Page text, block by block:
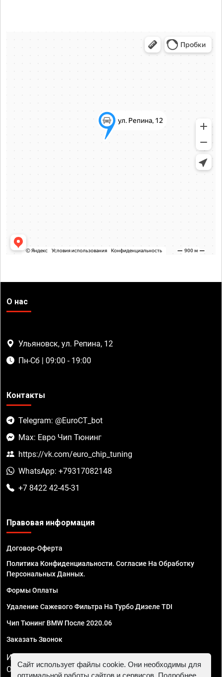
О нас
Ульяновск, ул. Репина, 12
Пн-Сб | 09:00 - 19:00
Контакты
Telegram: @EuroCT_bot
Max: Евро Чип Тюнинг
https://vk.com/euro_chip_tuning
WhatsApp: +79317082148
+7 8422 42-45-31
Правовая информация
Договор-Оферта
Политика Конфиденциальности. Согласие На Обработку
Персональных Данных.
Формы Оплаты
Удаление Сажевого Фильтра На Турбо Дизеле TDI
Чип Тюнинг BMW После 2020.06
Заказать Звонок
ИП Смирнов Георгий Павлович. ИНН 781302555843,
ОГРНИП 324470400032610
Сайт использует файлы cookie. Они необходимы для
оптимальной работы сайтов и сервисов. Подробнее